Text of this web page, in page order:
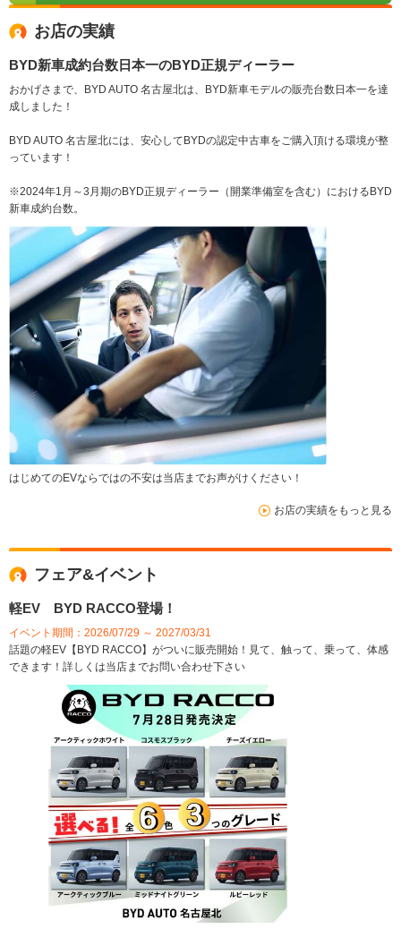
お店の実績
BYD新車成約台数日本一のBYD正規ディーラー
おかげさまで、BYD AUTO 名古屋北は、BYD新車モデルの販売台数日本一を達
成しました！
BYD AUTO 名古屋北には、安心してBYDの認定中古車をご購入頂ける環境が整
っています！
※2024年1月～3月期のBYD正規ディーラー（開業準備室を含む）におけるBYD
新車成約台数。
はじめてのEVならではの不安は当店までお声がけください！
お店の実績をもっと見る
フェア&イベント
軽EV BYD RACCO登場！
イベント期間：2026/07/29 ～ 2027/03/31
話題の軽EV【BYD RACCO】がついに販売開始！見て、触って、乗って、体感
できます！詳しくは当店までお問い合わせ下さい